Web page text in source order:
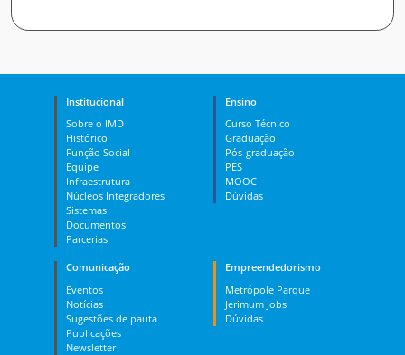
Institucional
Sobre o IMD
Histórico
Função Social
Equipe
Infraestrutura
Núcleos Integradores
Sistemas
Documentos
Parcerias
Ensino
Curso Técnico
Graduação
Pós-graduação
PES
MOOC
Dúvidas
Comunicação
Eventos
Notícias
Sugestões de pauta
Publicações
Newsletter
Empreendedorismo
Metrópole Parque
Jerimum Jobs
Dúvidas